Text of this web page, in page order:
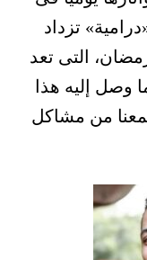
تزداد
التى تعد
وصل إليه هذا
من مشاكل